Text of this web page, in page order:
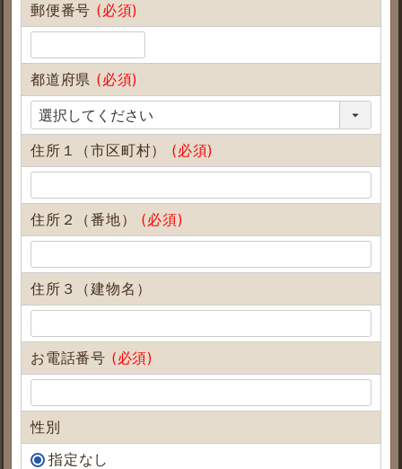
郵便番号 (必須)
都道府県 (必須)
住所１（市区町村） (必須)
住所２（番地） (必須)
住所３（建物名）
お電話番号 (必須)
性別
指定なし